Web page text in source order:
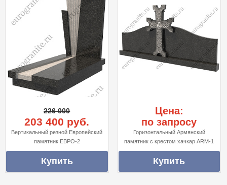
226 000
203 400 руб.
Вертикальный резной Европейский
памятник ЕВРО-2
Цена:
по запросу
Горизонтальный Армянский
памятник с крестом хачкар ARM-1